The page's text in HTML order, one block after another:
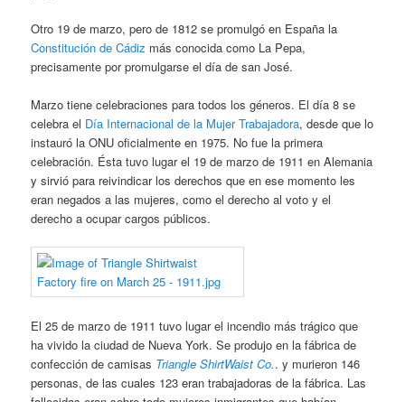
Otro 19 de marzo, pero de 1812 se promulgó en España la
Constitución de Cádiz más conocida como La Pepa,
precisamente por promulgarse el día de san José.
Marzo tiene celebraciones para todos los géneros. El día 8 se
celebra el Día Internacional de la Mujer Trabajadora, desde que lo
instauró la ONU oficialmente en 1975. No fue la primera
celebración. Ésta tuvo lugar el 19 de marzo de 1911 en Alemania
y sirvió para reivindicar los derechos que en ese momento les
eran negados a las mujeres, como el derecho al voto y el
derecho a ocupar cargos públicos.
El 25 de marzo de 1911 tuvo lugar el incendio más trágico que
ha vivido la ciudad de Nueva York. Se produjo en la fábrica de
confección de camisas Triangle ShirtWaist Co.. y murieron 146
personas, de las cuales 123 eran trabajadoras de la fábrica. Las